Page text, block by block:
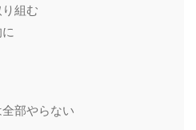
組む
部やらない